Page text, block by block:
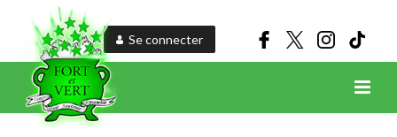
Se connecter